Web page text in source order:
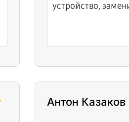
устройство,
Антон Казаков